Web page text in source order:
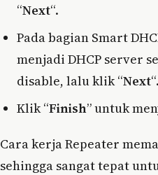
“Next“.
Pada bagian Smart
menjadi DHCP server
disable, lalu klik “Next“.
Klik “Finish” untuk
Cara kerja Repeater
sehingga sangat tepat